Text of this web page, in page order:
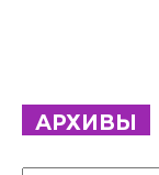
АРХИВЫ
Архивы